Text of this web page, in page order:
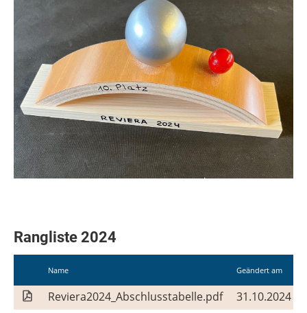
Rangliste 2024
Name Geändert am
Reviera2024_Abschlusstabelle.pdf 31.10.2024